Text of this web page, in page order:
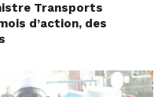
Transports
d’action, des